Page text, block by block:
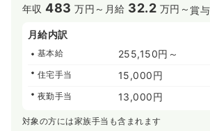
年収483 万円～ 月給 32.2 万円～賞与
月給内訳
基本給 255,150円～
住宅手当 15,000円
夜勤手当 13,000円
対象の方には家族手当も含まれます